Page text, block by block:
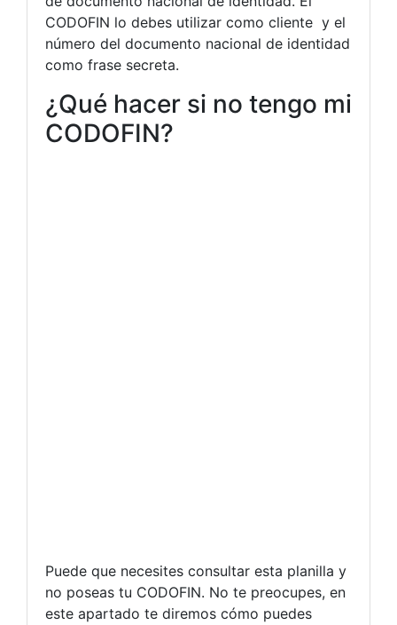
CODOFIN lo debes utilizar como cliente y el
número del documento nacional de identidad
como frase secreta.
¿Qué hacer si no tengo mi
CODOFIN?
Puede que necesites consultar esta planilla y
no poseas tu CODOFIN. No te preocupes, en
este apartado te diremos cómo puedes